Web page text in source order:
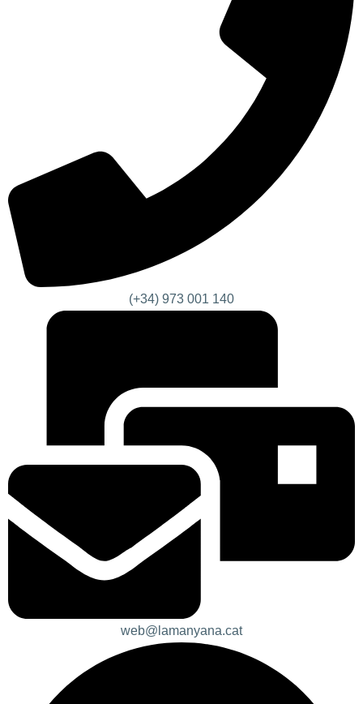
(+34) 973 001 140
web@lamanyana.cat